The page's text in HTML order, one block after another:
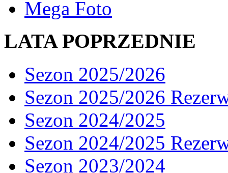
Mega Foto
LATA POPRZEDNIE
Sezon 2025/2026
Sezon 2025/2026
Sezon 2024/2025
Sezon 2024/2025
Sezon 2023/2024